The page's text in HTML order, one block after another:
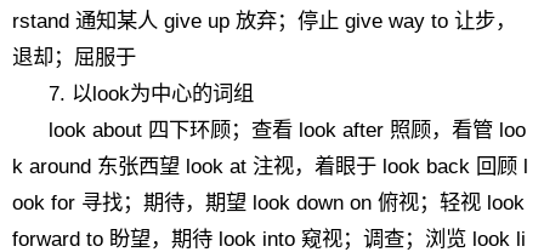
rstand 通知某人 give up 放弃；停止 give way to 让步，
退却；屈服于
7. 以look为中心的词组
look about 四下环顾；查看 look after 照顾，看管 loo
k around 东张西望 look at 注视，着眼于 look back 回顾 l
ook for 寻找；期待，期望 look down on 俯视；轻视 look
forward to 盼望，期待 look into 窥视；调查；浏览 look li